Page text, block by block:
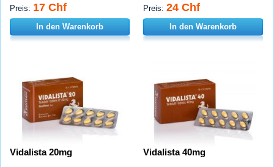
Preis: 17 Chf
In den Warenkorb
Preis: 24 Chf
In den Warenkorb
Vidalista 20mg Vidalista 40mg